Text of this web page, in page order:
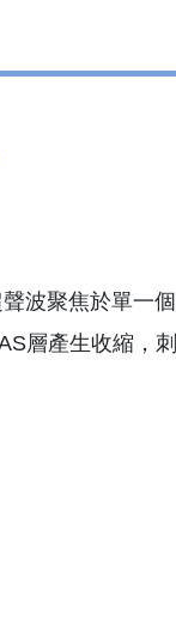
波聚焦於單一
層產生收縮，